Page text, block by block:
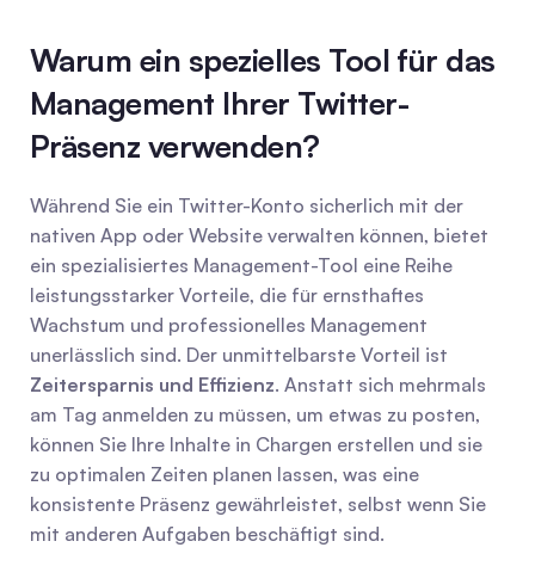
Warum ein spezielles Tool für das
Management Ihrer Twitter-
Präsenz verwenden?
Während Sie ein Twitter-Konto sicherlich mit der
nativen App oder Website verwalten können, bietet
ein spezialisiertes Management-Tool eine Reihe
leistungsstarker Vorteile, die für ernsthaftes
Wachstum und professionelles Management
Zeitersparnis und Effizienz. Anstatt sich mehrmals
am Tag anmelden zu müssen, um etwas zu posten,
können Sie Ihre Inhalte in Chargen erstellen und sie
zu optimalen Zeiten planen lassen, was eine
konsistente Präsenz gewährleistet, selbst wenn Sie
mit anderen Aufgaben beschäftigt sind.